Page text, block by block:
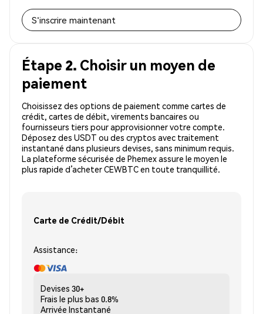
S'inscrire maintenant
Étape 2. Choisir un moyen de
paiement
Choisissez des options de paiement comme cartes de
crédit, cartes de débit, virements bancaires ou
fournisseurs tiers pour approvisionner votre compte.
Déposez des USDT ou des cryptos avec traitement
instantané dans plusieurs devises, sans minimum requis.
La plateforme sécurisée de Phemex assure le moyen le
plus rapide d’acheter CEWBTC en toute tranquillité.
Carte de Crédit/Débit
Assistance:
Devises 30+
Frais le plus bas 0.8%
Arrivée Instantané